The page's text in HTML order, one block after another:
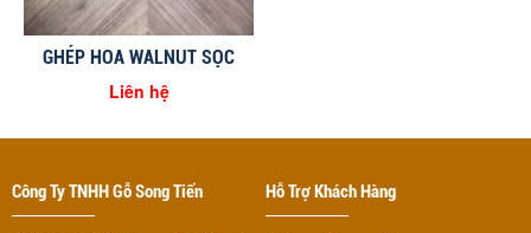
GHÉP HOA WALNUT SỌC
Liên hệ
Công Ty TNHH Gỗ Song Tiến Hỗ Trợ Khách Hàng